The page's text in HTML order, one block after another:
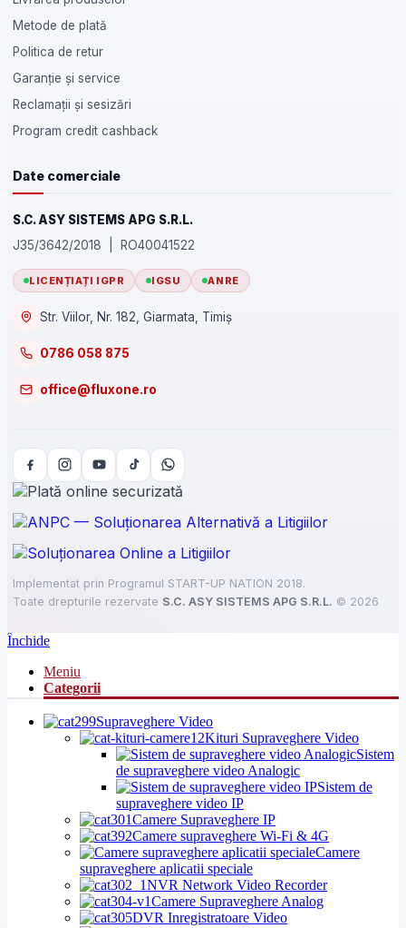
Metode de plată
Politica de retur
Garanție și service
Reclamații și sesizări
Program credit cashback
Date comerciale
S.C. ASY SISTEMS APG S.R.L.
J35/3642/2018 | RO40041522
LICENȚIAȚI IGPR IGSU ANRE
Str. Viilor, Nr. 182, Giarmata, Timiș
0786 058 875
office@fluxone.ro
Implementat prin Programul START-UP NATION 2018.
Toate drepturile rezervate S.C. ASY SISTEMS APG S.R.L. © 2026
Închide
Meniu
Categorii
Supraveghere Video
Kituri Supraveghere Video
Sistem
de supraveghere video Analogic
Sistem de
supraveghere video IP
Camere Supraveghere IP
Camere supraveghere Wi-Fi & 4G
Camere
supraveghere aplicatii speciale
NVR Network Video Recorder
Camere Supraveghere Analog
DVR Inregistratoare Video